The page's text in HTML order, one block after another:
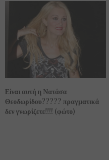
Είναι αυτή η Νατάσα
Θεοδωρίδου????? πραγματικά
δεν γνωρίζετε!!!! (φώτο)